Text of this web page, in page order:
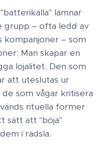
lämnar
grupp – ofta ledd av
kompanjoner – som
Man skapar en
lojalitet. Den som
att uteslutas ur
som vågar kritisera
rituella former
sätt att "böja"
i rädsla.